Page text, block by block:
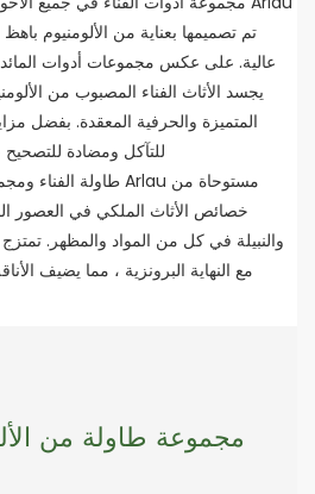
تم تصميمها بعناية من الألومنيوم
عالية. على عكس مجموعات أدوات
يجسد الأثاث الفناء المصبوب من
المتميزة والحرفية المعقدة. بفضل
للتآكل ومضادة
خصائص الأثاث الملكي في العصور
والنبيلة في كل من المواد والمظهر.
مع النهاية البرونزية ، مما يضيف
مجموعة طاولة من